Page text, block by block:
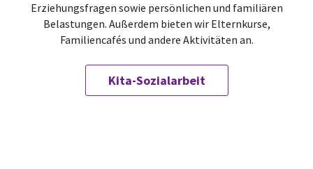
Erziehungsfragen sowie persönlichen und familiären
Belastungen. Außerdem bieten wir Elternkurse,
Familiencafés und andere Aktivitäten an.
Kita-Sozialarbeit